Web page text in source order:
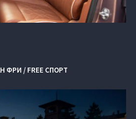
ФРИ / FREE СПОРТ